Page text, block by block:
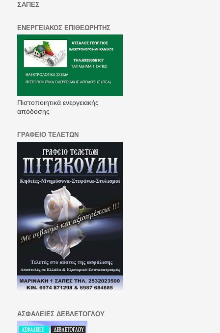
ΣΑΠΕΣ
ΕΝΕΡΓΕΙΑΚΟΣ ΕΠΙΘΕΩΡΗΤΗΣ
Πιστοποιητικά ενεργειακής
απόδοσης
ΓΡΑΦΕΙΟ ΤΕΛΕΤΩΝ
ΑΣΦΑΛΕΙΕΣ ΔΕΒΛΕΤΟΓΛΟΥ